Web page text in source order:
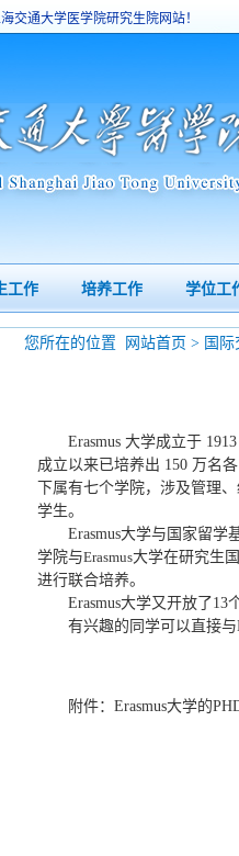
工作 培养工作 学位工
交通大学医学院研究生院网站！
Erasmus 大学成立于
成立以来已培养出 150 万名
下属有七个学院，涉及管理
学生。
Erasmus大学与国 家留学
学院与Erasmus大学在研究生
进行联合培养。
Erasmus大学又开放了13
有兴趣的同学可以直接与
附件： Erasmus大学的
您所在的位置 网站首页 > 国